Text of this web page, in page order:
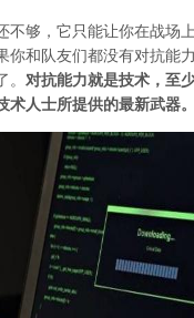
不够，它只能让你在战场
你和队友们都没有对抗能
对抗能力就是技术，至
术人士所提供的最新武器。